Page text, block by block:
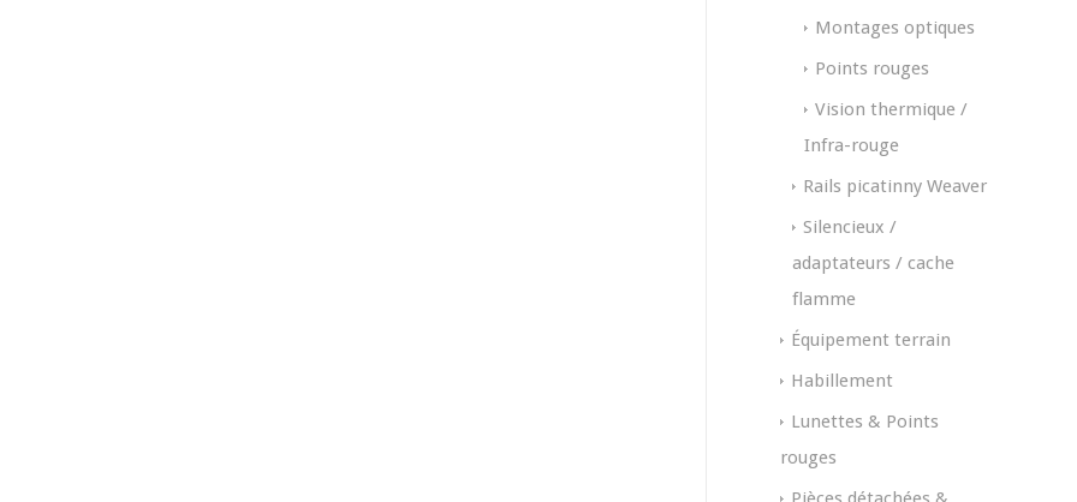
Montages optiques
Points rouges
Vision thermique /
Infra-rouge
Rails picatinny Weaver
Silencieux /
adaptateurs / cache
flamme
Équipement terrain
Habillement
Lunettes & Points
rouges